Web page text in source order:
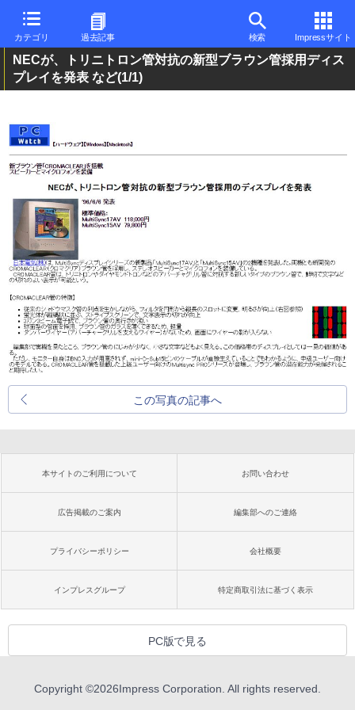
カテゴリ 過去記事 検索 Impressサイト
NECが、トリニトロン管対抗の新型ブラウン管採用ディス
プレイを発表 など(1/1)
この写真の記事へ
本サイトのご利用について お問い合わせ
広告掲載のご案内 編集部へのご連絡
プライバシーポリシー 会社概要
インプレスグループ 特定商取引法に基づく表示
PC版で見る
Copyright ©2026Impress Corporation. All rights reserved.